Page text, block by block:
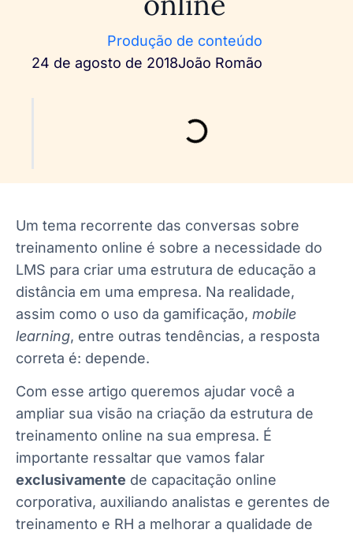
Produção de conteúdo
24 de agosto de 2018João Romão
Um tema recorrente das conversas sobre
treinamento online é sobre a necessidade do
LMS para criar uma estrutura de educação a
distância em uma empresa. Na realidade,
assim como o uso da gamificação, mobile
learning, entre outras tendências, a resposta
correta é: depende.
Com esse artigo queremos ajudar você a
ampliar sua visão na criação da estrutura de
treinamento online na sua empresa. É
importante ressaltar que vamos falar
exclusivamente de capacitação online
corporativa, auxiliando analistas e gerentes de
treinamento e RH a melhorar a qualidade de